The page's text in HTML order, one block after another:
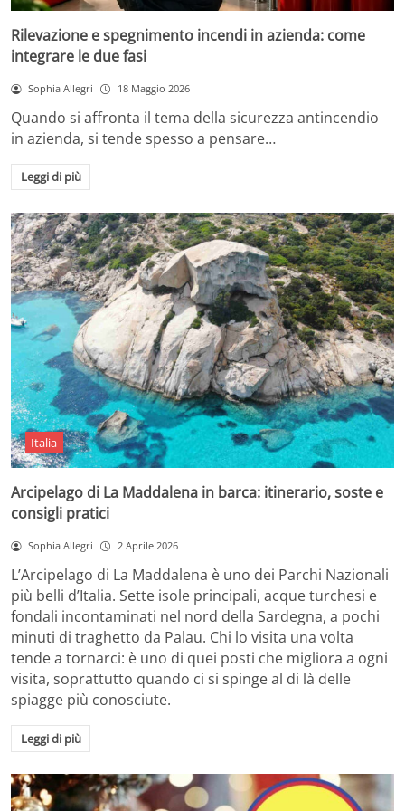
Rilevazione e spegnimento incendi in azienda: come
integrare le due fasi
Sophia Allegri 18 Maggio 2026
Quando si affronta il tema della sicurezza antincendio
in azienda, si tende spesso a pensare…
Leggi di più
Italia
Arcipelago di La Maddalena in barca: itinerario, soste e
consigli pratici
Sophia Allegri 2 Aprile 2026
L’Arcipelago di La Maddalena è uno dei Parchi Nazionali
più belli d’Italia. Sette isole principali, acque turchesi e
fondali incontaminati nel nord della Sardegna, a pochi
minuti di traghetto da Palau. Chi lo visita una volta
tende a tornarci: è uno di quei posti che migliora a ogni
visita, soprattutto quando ci si spinge al di là delle
spiagge più conosciute.
Leggi di più